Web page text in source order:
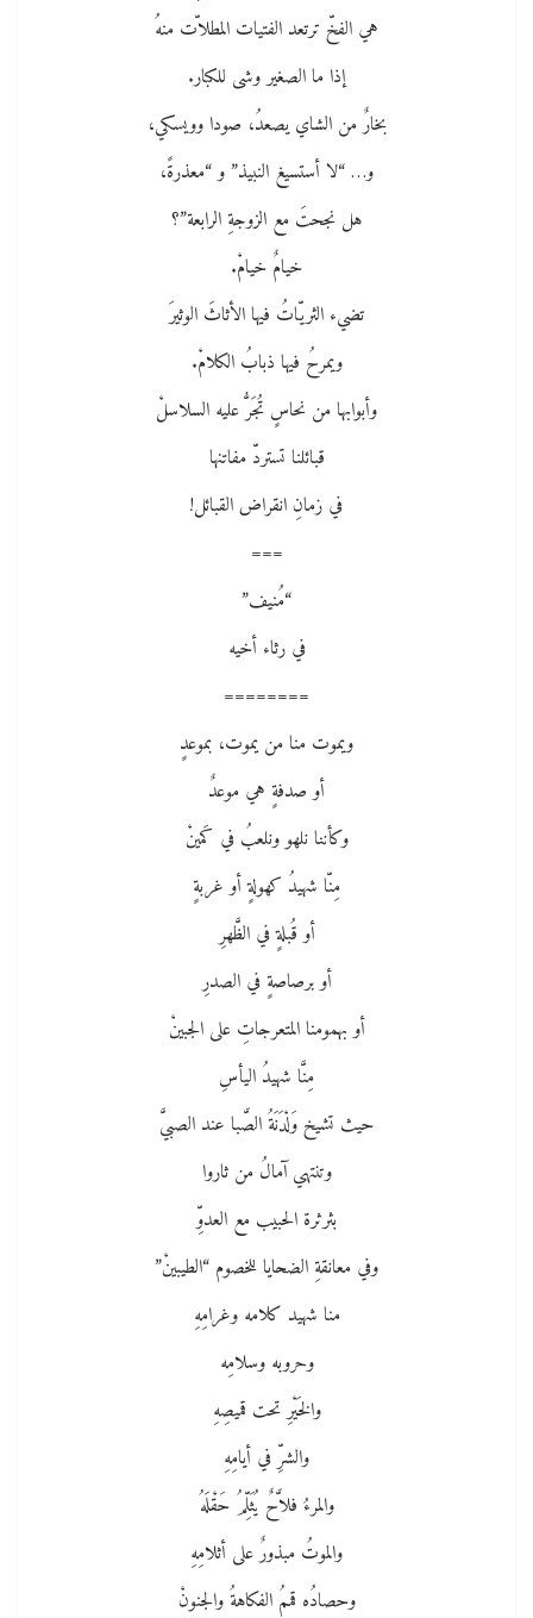
هي الفخّ ترتعد الفتيات المطلاّت منهُ
إذا ما الصغير وشى للكبار.
بخارٌ من الشاي يصعدُ، صودا وويسكي،
و… “لا أستسيغ النبيذ” و “معذرةً،
هل نجحتَ مع الزوجةِ الرابعة”؟
خيامٌ خيامْ.
تضيء الثريّاتُ فيها الأثاثَ الوثيرَ
ويمرحُ فيها ذبابُ الكلامْ.
وأبوابها من نحاسٍ تُجَرُّ عليه السلاسلْ
قبائلنا تستردّ مفاتنها
في زمانِ انقراض القبائل!
===
“مُنيف”
في رثاء أخيه
========
ويموت منا من يموت، بموعدٍ
أو صدفةٍ هي موعدٌ
وكأننا نلهو ونلعبُ في كَمينْ
مِنّا شهيدُ كهولةٍ أو غربةٍ
أو قُبلةٍ في الظَّهرِ
أو برصاصةٍ في الصدرِ
أو بهمومنا المتعرجاتِ على الجبينْ
مِنَّا شهيدُ اليأسِ
حيث تشيخ وَلْدَنَةُ الصَّبا عند الصبيَّ
وتنتهي آمالُ من ثاروا
بثرثرة الحبيب مع العدوِّ
وفي معانقةِ الضحايا للخصوم “الطيبينْ”
منا شهيد كلامه وغرامِهِ
وحروبه وسلامِه
والخَيْرِ تحت قميصِهِ
والشرِّ في أيامِهِ
والمرءُ فلاَّحٌ يُثَلِّمُ حَقْلَهُ
والموتُ مبذورٌ على أثلامِهِ
وحصادُه قممُ الفكاهةُ والجنونْ